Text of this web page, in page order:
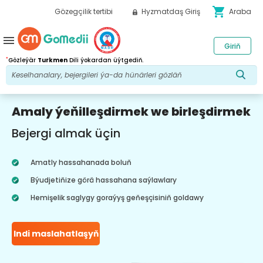
Gözegçilik tertibi Hyzmatdaş Giriş shopping_cart Araba
*Gözleýär Turkmen Dili ýokardan üýtgediň.
Giriň
menu
Amaly ýeňilleşdirmek we birleşdirmek
Bejergi almak üçin
Amatly hassahanada boluň
Býudjetiňize görä hassahana saýlawlary
Hemişelik saglygy goraýyş geňeşçisiniň goldawy
Indi maslahatlaşyň